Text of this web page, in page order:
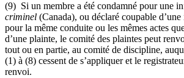
(9) Si un membre a été condamné pour une
criminel (Canada), ou déclaré coupable
pour la même conduite ou les mêmes actes
d’une plainte, le comité des plaintes peut
tout ou en partie, au comité de discipline,
(1) à (8) cessent de s’appliquer et le
renvoi.